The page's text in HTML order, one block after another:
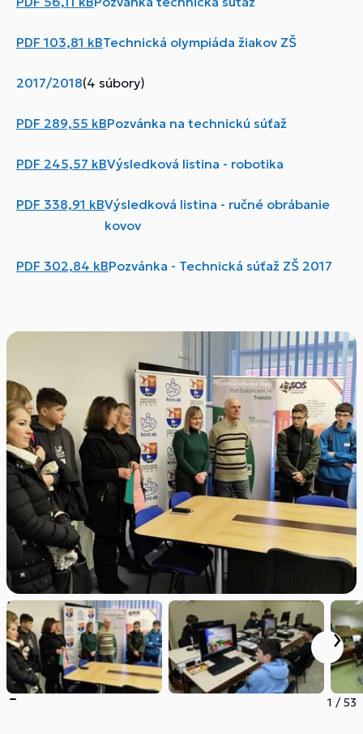
PDF103,81 kBTechnická olympiáda žiakov ZŠ
2017/2018(4 súbory)
PDF 289,55 kBPozvánka na technickú súťaž
PDF 245,57 kBVýsledková listina - robotika
PDF 338,91 kBVýsledková listina - ručné obrábanie
kovov
PDF 302,84 kBPozvánka - Technická súťaž ZŠ 2017
1 /53